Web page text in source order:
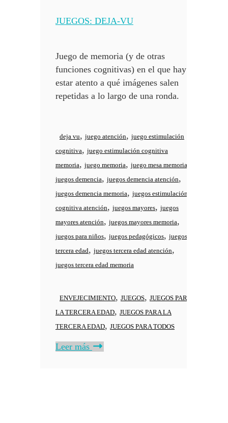
JUEGOS: DEJA-VU
Juego de memoria (y de otras
funciones cognitivas) en el que hay que
estar atento a qué imágenes salen
repetidas a lo largo de una ronda.
deja vu, juego atención, juego estimulación
cognitiva, juego estimulación cognitiva
memoria, juego memoria, juego mesa memoria
juegos demencia, juegos demencia atención,
juegos demencia memoria, juegos estimulación
cognitiva atención, juegos mayores, juegos
mayores atención, juegos mayores memoria,
juegos para niños, juegos pedagógicos, juegos
tercera edad, juegos tercera edad atención,
juegos tercera edad memoria
ENVEJECIMIENTO, JUEGOS, JUEGOS PARA
LA TERCERA EDAD, JUEGOS PARA LA
TERCERA EDAD, JUEGOS PARA TODOS
Leer más